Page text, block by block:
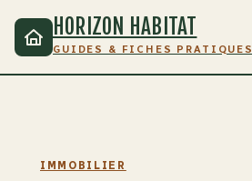
HORIZON HABITAT
GUIDES & FICHES PRATIQUES
IMMOBILIER